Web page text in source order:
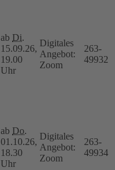
ab Di.
15.09.26,
19.00
Uhr
Digitales
Angebot:
Zoom
263-
49932
ab Do.
01.10.26,
18.30
Uhr
Digitales
Angebot:
Zoom
263-
49934